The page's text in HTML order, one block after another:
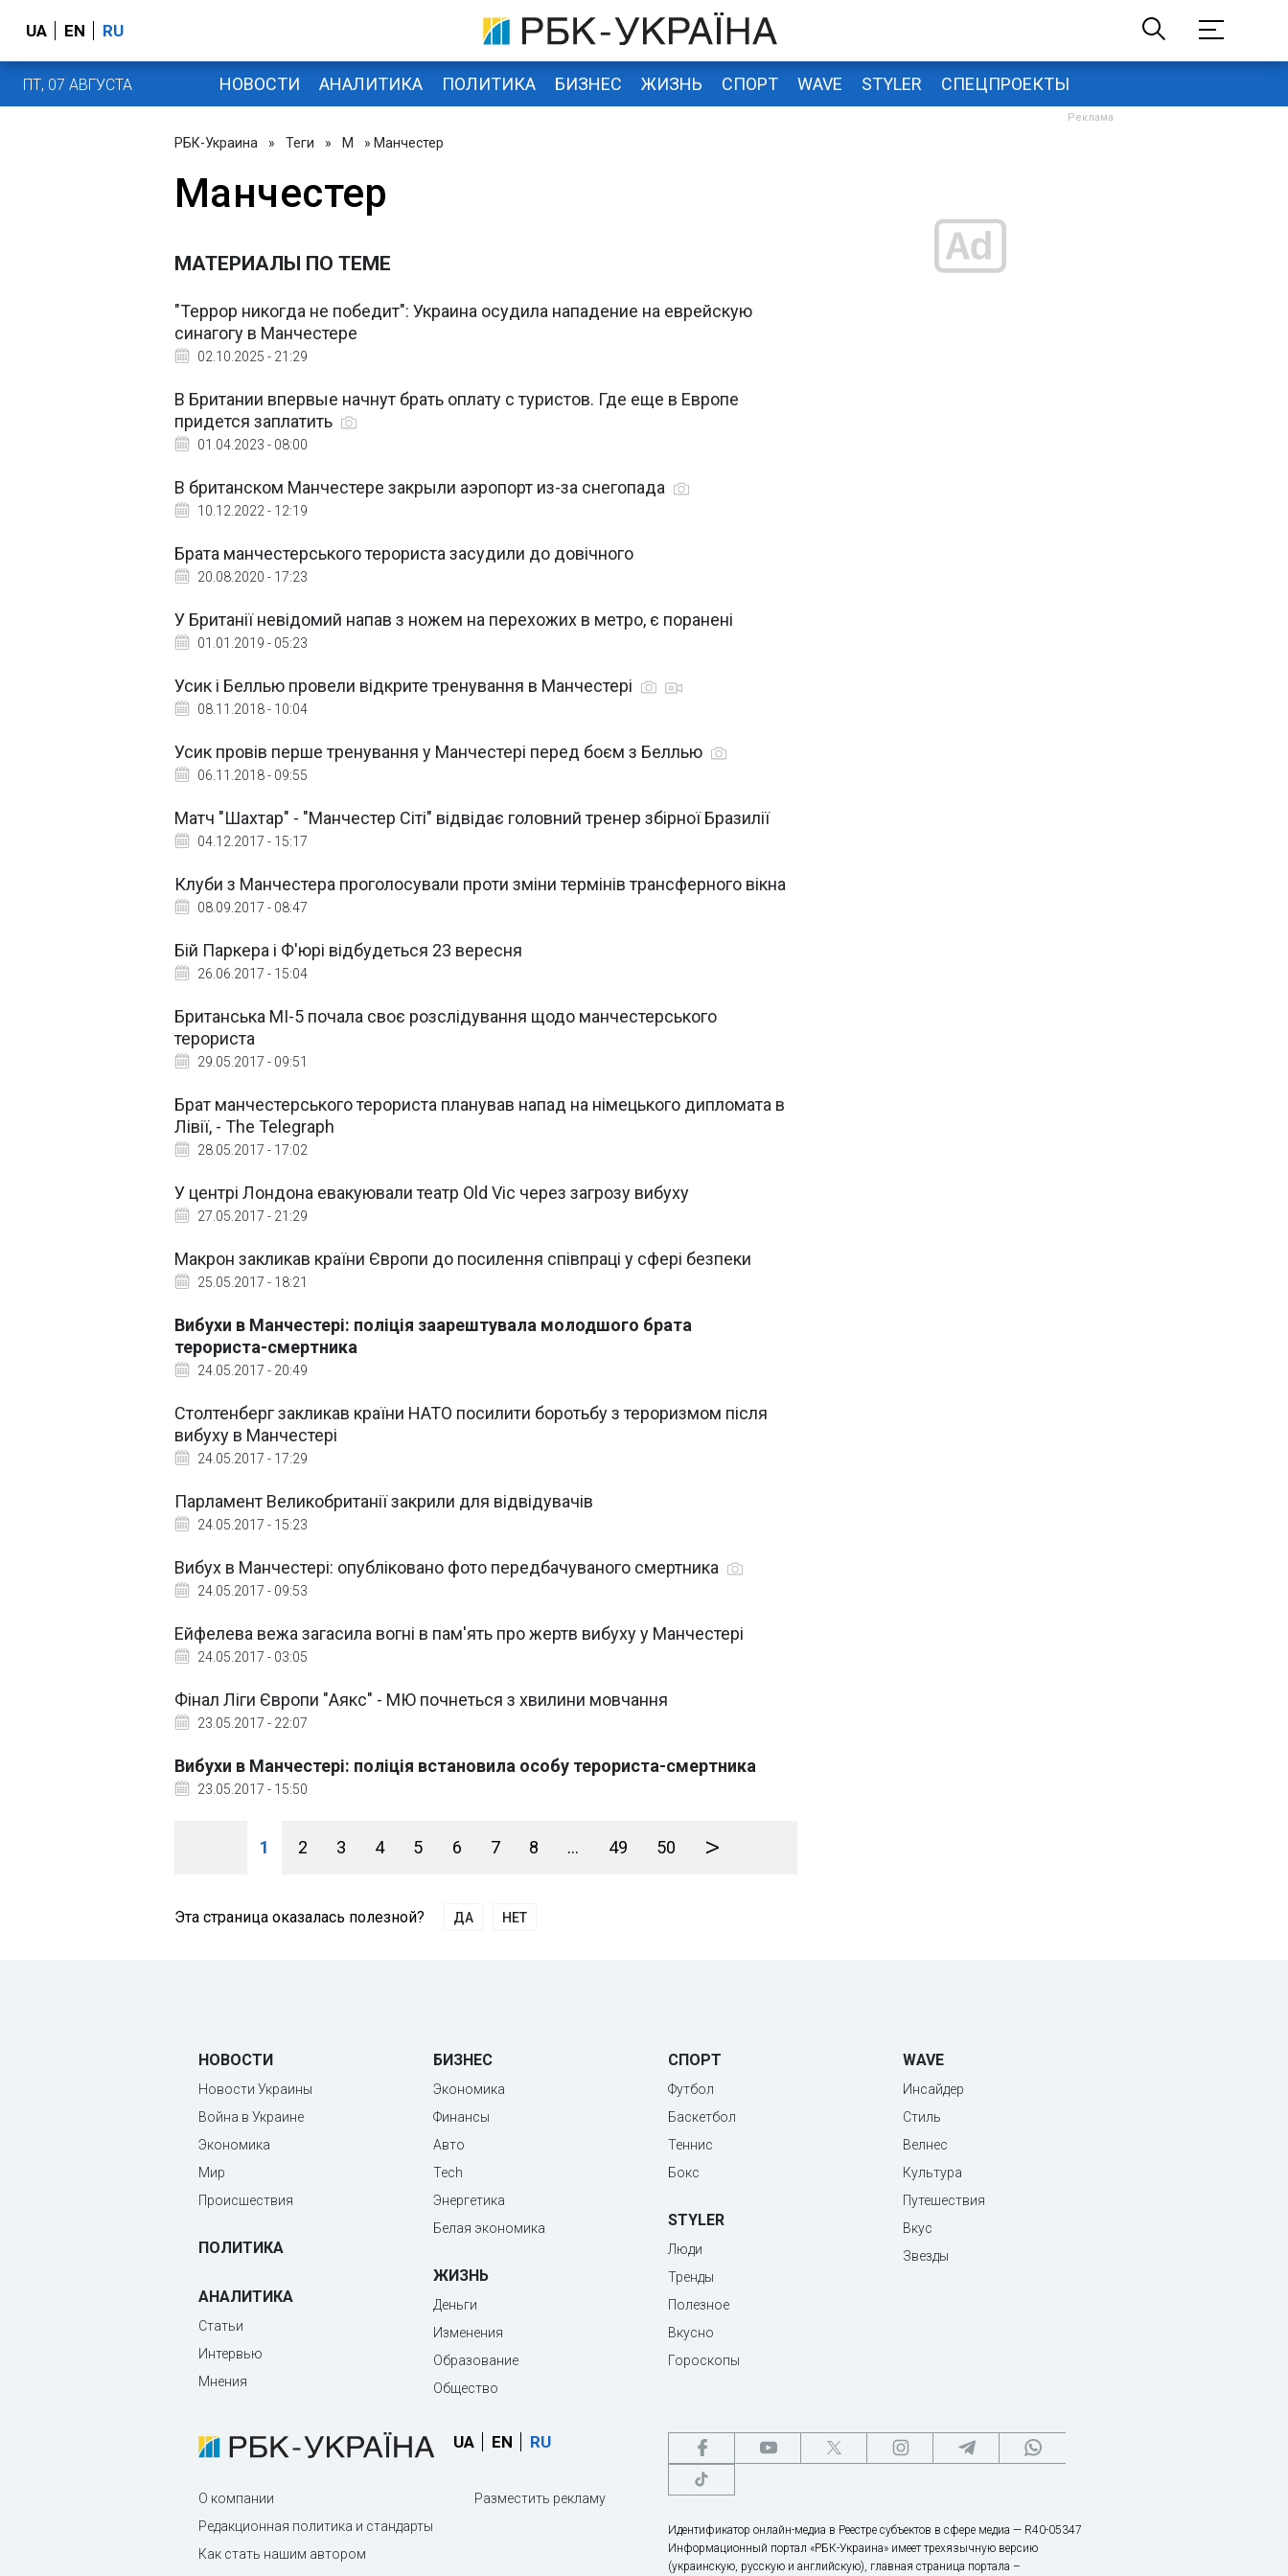
UA EN RU
ПТ, 07 АВГУСТА НОВОСТИ АНАЛИТИКА ПОЛИТИКА БИЗНЕС ЖИЗНЬ СПОРТ WAVE STYLER СПЕЦПРОЕКТЫ
РБК-Украина » Теги » М » Манчестер
Манчестер
МАТЕРИАЛЫ ПО ТЕМЕ
"Террор никогда не победит": Украина осудила нападение на еврейскую
синагогу в Манчестере
02.10.2025 - 21:29
В Британии впервые начнут брать оплату с туристов. Где еще в Европе
придется заплатить
01.04.2023 - 08:00
В британском Манчестере закрыли аэропорт из-за снегопада
10.12.2022 - 12:19
Брата манчестерського терориста засудили до довічного
20.08.2020 - 17:23
У Британії невідомий напав з ножем на перехожих в метро, є поранені
01.01.2019 - 05:23
Усик і Беллью провели відкрите тренування в Манчестері
08.11.2018 - 10:04
Усик провів перше тренування у Манчестері перед боєм з Беллью
06.11.2018 - 09:55
Матч "Шахтар" - "Манчестер Сіті" відвідає головний тренер збірної Бразилії
04.12.2017 - 15:17
Клуби з Манчестера проголосували проти зміни термінів трансферного вікна
08.09.2017 - 08:47
Бій Паркера і Ф'юрі відбудеться 23 вересня
26.06.2017 - 15:04
Британська МІ-5 почала своє розслідування щодо манчестерського
терориста
29.05.2017 - 09:51
Брат манчестерського терориста планував напад на німецького дипломата в
Лівії, - The Telegraph
28.05.2017 - 17:02
У центрі Лондона евакуювали театр Old Vic через загрозу вибуху
27.05.2017 - 21:29
Макрон закликав країни Європи до посилення співпраці у сфері безпеки
25.05.2017 - 18:21
Вибухи в Манчестері: поліція заарештувала молодшого брата
терориста-смертника
24.05.2017 - 20:49
Столтенберг закликав країни НАТО посилити боротьбу з тероризмом після
вибуху в Манчестері
24.05.2017 - 17:29
Парламент Великобританії закрили для відвідувачів
24.05.2017 - 15:23
Вибух в Манчестері: опубліковано фото передбачуваного смертника
24.05.2017 - 09:53
Ейфелева вежа загасила вогні в пам'ять про жертв вибуху у Манчестері
24.05.2017 - 03:05
Фінал Ліги Європи "Аякс" - МЮ почнеться з хвилини мовчання
23.05.2017 - 22:07
Вибухи в Манчестері: поліція встановила особу терориста-смертника
23.05.2017 - 15:50
1 2 3 4 5 6 7 8 ... 49 50 >
Эта страница оказалась полезной? ДА НЕТ
НОВОСТИ
Новости Украины
Война в Украине
Экономика
Мир
Происшествия
ПОЛИТИКА
АНАЛИТИКА
Статьи
Интервью
Мнения
БИЗНЕС
Экономика
Финансы
Авто
Tech
Энергетика
Белая экономика
ЖИЗНЬ
Деньги
Изменения
Образование
Общество
СПОРТ
Футбол
Баскетбол
Теннис
Бокс
STYLER
Люди
Тренды
Полезное
Вкусно
Гороскопы
WAVE
Инсайдер
Стиль
Велнес
Культура
Путешествия
Вкус
Звезды
UA EN RU
О компании
Редакционная политика и стандарты
Как стать нашим автором
Разместить рекламу
Идентификатор онлайн-медиа в Реестре субъектов в сфере медиа — R40-05347
Информационный портал «РБК-Украина» имеет трехязычную версию
(украинскую, русскую и английскую), главная страница портала –